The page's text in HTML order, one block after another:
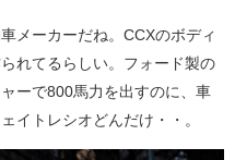
メーカーだね。CCXのボディ
れてるらしい。フォード製の
ーで800馬力を出すのに、車
イトレシオどんだけ・・。